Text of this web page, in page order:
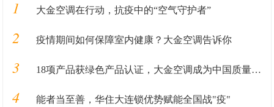
1 大金空调在行动，抗疫中的“空气守护者”
2 疫情期间如何保障室内健康？大金空调告诉你
3 18项产品获绿色产品认证，大金空调成为中国质量认证中心“绿色产品首批获证企业”
4 能者当至善，华住大连锁优势赋能全国战"疫"